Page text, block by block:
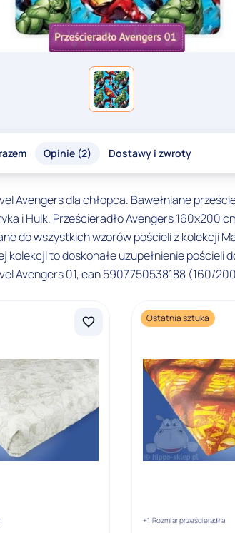
Opinie (2) Dostawy i zwroty
Avengers dla chłopca. Bawełniane
i Hulk. Prześcieradło Avengers 160x200
do wszystkich wzorów pościeli z kolekcji
kolekcji to doskonałe uzupełnienie
Avengers 01, ean 5907750538188 (160/
Ostatnia sztuka
+1 Rozmiar prześcieradła